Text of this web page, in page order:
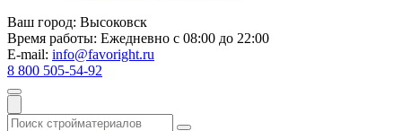
Ваш город: Высоковск
Время работы: Ежедневно с 08:00 до 22:00
E-mail: info@favoright.ru
8 800 505-54-92